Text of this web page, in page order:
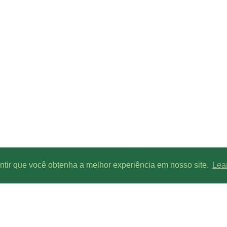
que você obtenha a melhor experiência em nosso site.